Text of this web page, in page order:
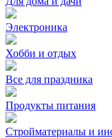
Электроника
Хобби и отдых
Все для праздника
Продукты питания
Стройматериалы и